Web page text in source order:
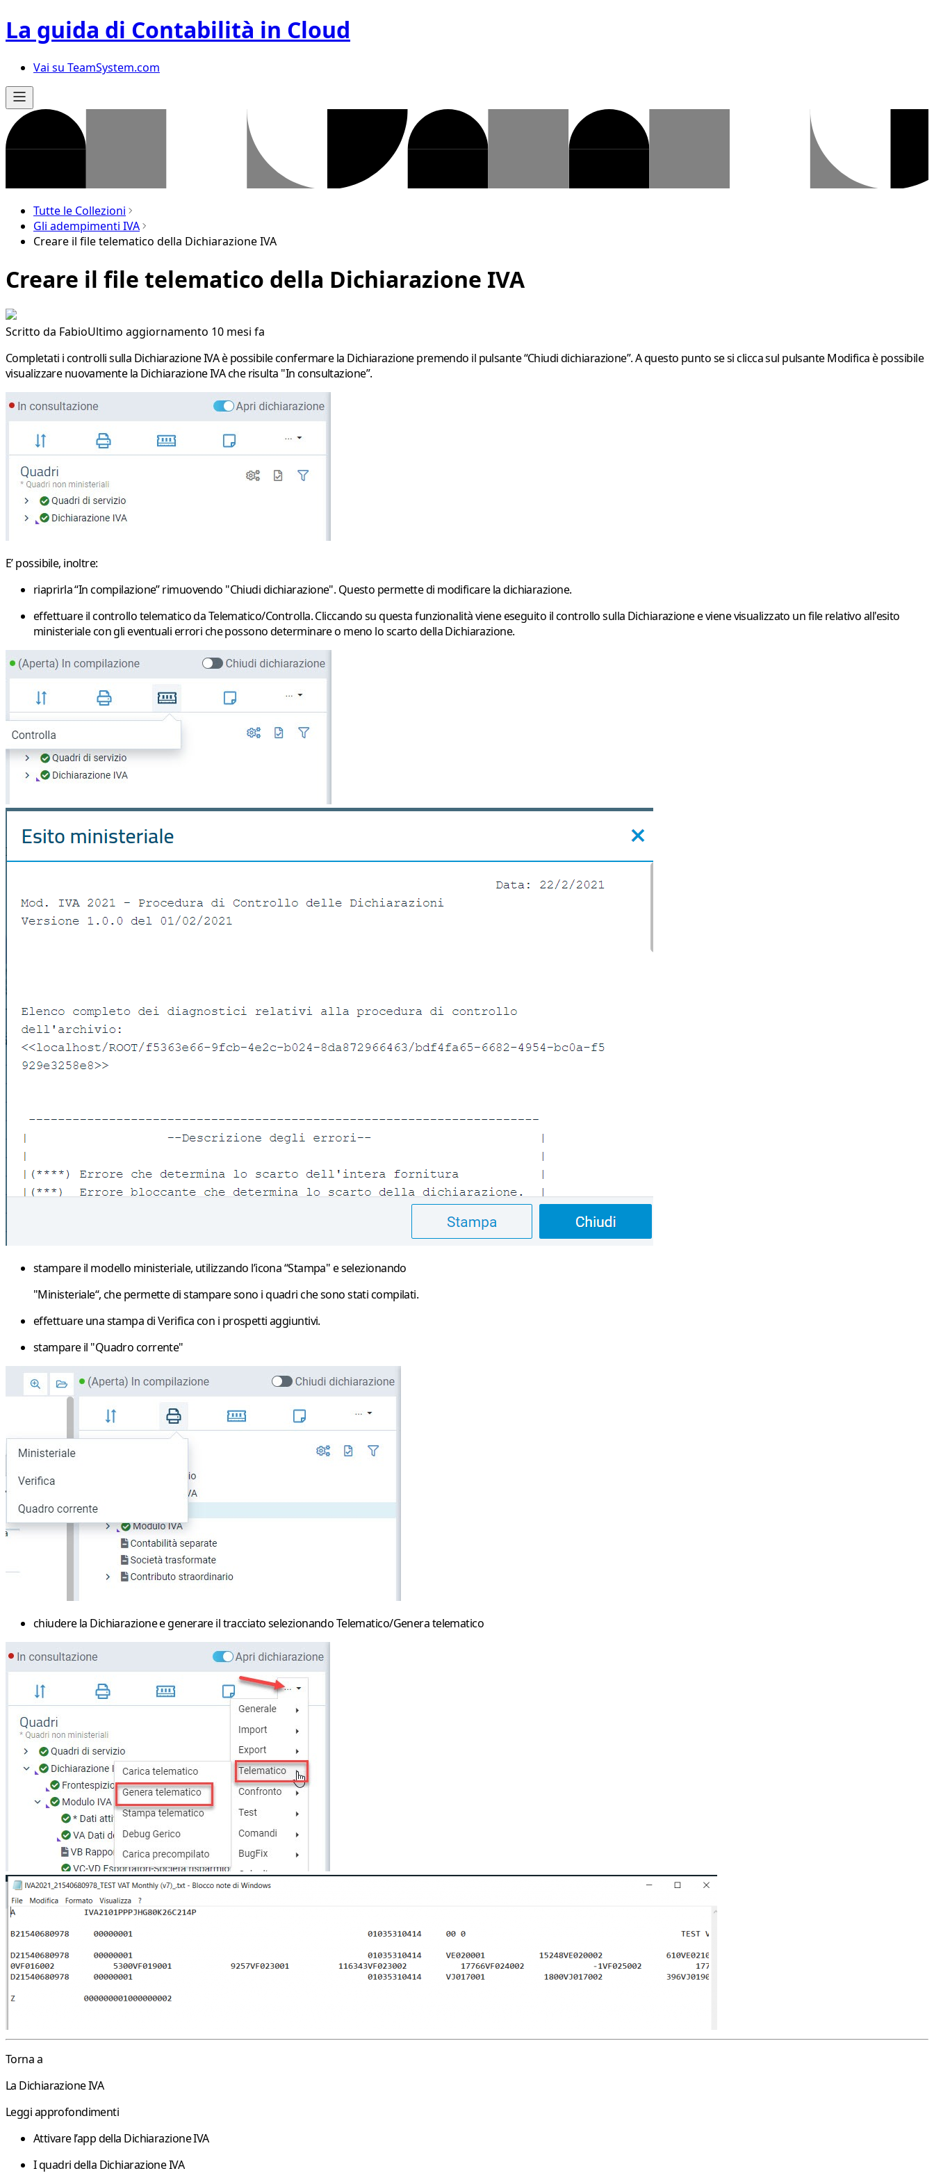
La guida di Contabilità in Cloud
Vai su TeamSystem.com
Tutte le Collezioni
Gli adempimenti IVA
Creare il file telematico della Dichiarazione IVA
Creare il file telematico della Dichiarazione IVA
Scritto da FabioUltimo aggiornamento 10 mesi fa
Completati i controlli sulla Dichiarazione IVA è possibile confermare la Dichiarazione premendo il pulsante“Chiudi dichiarazione”. A questo punto se si clicca sul pulsanteModificaè possibile
visualizzare nuovamente la Dichiarazione IVA che risulta "In consultazione”.
E’ possibile, inoltre:
riaprirla “In compilazione” rimuovendo "Chiudi dichiarazione". Questo permette di modificare la dichiarazione.
effettuare il controllo telematico daTelematico/Controlla. Cliccando su questa funzionalità viene eseguito il controllo sulla Dichiarazione e viene visualizzato un file relativo all'esito
ministerialecon gli eventuali errori che possono determinare o meno lo scarto della Dichiarazione.
stampare il modello ministeriale, utilizzando l’icona “Stampa"e selezionando
"Ministeriale“, che permette di stampare sono i quadri che sono stati compilati.
effettuare una stampa diVerificacon i prospetti aggiuntivi.
stampare il "Quadro corrente"
chiudere la Dichiarazione e generare il tracciato selezionandoTelematico/Genera telematico
Torna a
La Dichiarazione IVA
Leggi approfondimenti
Attivare l’app della Dichiarazione IVA
I quadri della Dichiarazione IVA